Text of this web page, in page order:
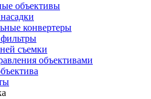
объективы
конвертеры
съемки
объективами